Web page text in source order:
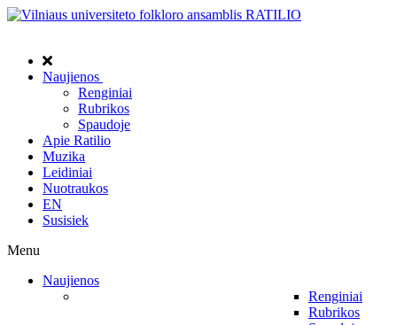
Naujienos
Renginiai
Rubrikos
Spaudoje
Apie Ratilio
Muzika
Leidiniai
Nuotraukos
EN
Susisiek
Menu
Naujienos
Renginiai
Rubrikos